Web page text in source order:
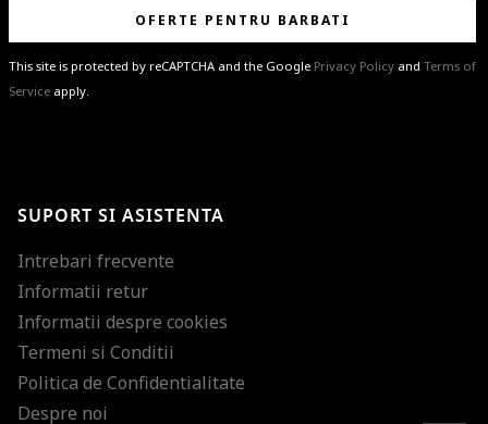
OFERTE PENTRU BARBATI
This site is protected by reCAPTCHA and the Google Privacy Policy and Terms of
Service apply.
ultimele tendinte in moda!
SUPORT SI ASISTENTA
Intrebari frecvente
Informatii retur
Informatii despre cookies
Termeni si Conditii
Politica de Confidentialitate
Despre noi